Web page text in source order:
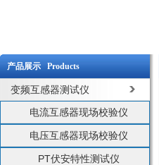
产品展示 Products
变频互感器测试仪
电流互感器现场校验仪
电压互感器现场校验仪
PT伏安特性测试仪